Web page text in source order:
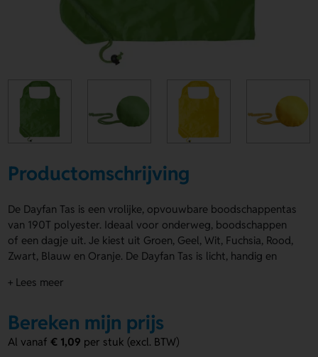
Productomschrijving
De Dayfan Tas is een vrolijke, opvouwbare boodschappentas
van 190T polyester. Ideaal voor onderweg, boodschappen
of een dagje uit. Je kiest uit Groen, Geel, Wit, Fuchsia, Rood,
Zwart, Blauw en Oranje. De Dayfan Tas is licht, handig en
ontwerp plaatsen op de Voorzijde of Achterzijde. Zo maak
Voordelen van de Dayfan Tas
+ Lees meer
Bereken mijn prijs
Al vanaf€ 1,09 per stuk (excl. BTW)